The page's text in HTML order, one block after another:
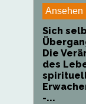
Ansehen
Sich
Die
des
-...